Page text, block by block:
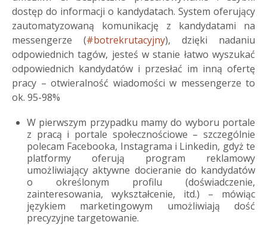
dostęp do informacji o kandydatach. System oferujący
zautomatyzowaną komunikację z kandydatami na
messengerze (#botrekrutacyjny), dzięki nadaniu
odpowiednich tagów, jesteś w stanie łatwo wyszukać
odpowiednich kandydatów i przesłać im inną ofertę
pracy – otwieralność wiadomości w messengerze to
ok. 95-98%
W pierwszym przypadku mamy do wyboru portale
z pracą i portale społecznościowe – szczególnie
polecam Facebooka, Instagrama i Linkedin, gdyż te
platformy oferują program reklamowy
umożliwiający aktywne docieranie do kandydatów
o określonym profilu (doświadczenie,
zainteresowania, wykształcenie, itd.) – mówiąc
językiem marketingowym umożliwiają dość
precyzyjne targetowanie.